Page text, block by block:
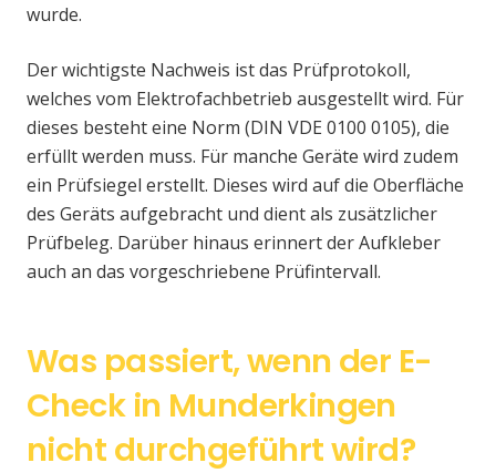
wurde.
Der wichtigste Nachweis ist das Prüfprotokoll,
welches vom Elektrofachbetrieb ausgestellt wird. Für
dieses besteht eine Norm (DIN VDE 0100 0105), die
erfüllt werden muss. Für manche Geräte wird zudem
ein Prüfsiegel erstellt. Dieses wird auf die Oberfläche
des Geräts aufgebracht und dient als zusätzlicher
Prüfbeleg. Darüber hinaus erinnert der Aufkleber
auch an das vorgeschriebene Prüfintervall.
Was passiert, wenn der E-
Check in Munderkingen
nicht durchgeführt wird?